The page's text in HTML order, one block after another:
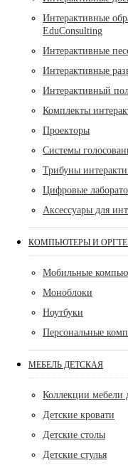
Интерактивные
EduConsulting
Интерактивные
Интерактивные
Интерактивный
Комплекты
Проекторы
Системы
Трибуны
Цифровые
Аксессуары для
КОМПЬЮТЕРЫ И
Мобильные
Моноблоки
Ноутбуки
Персональные
МЕБЕЛЬ ДЕТСКАЯ
Коллекции мебели
Детские кровати
Детские столы
Детские стулья